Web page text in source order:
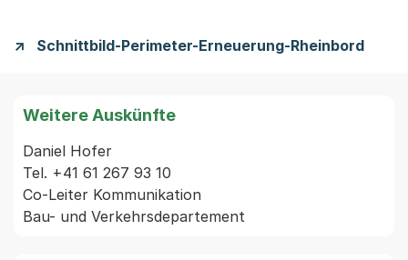
Schnittbild-Perimeter-Erneuerung-Rheinbord
Weitere Auskünfte
Daniel Hofer
Tel. +41 61 267 93 10
Co-Leiter Kommunikation